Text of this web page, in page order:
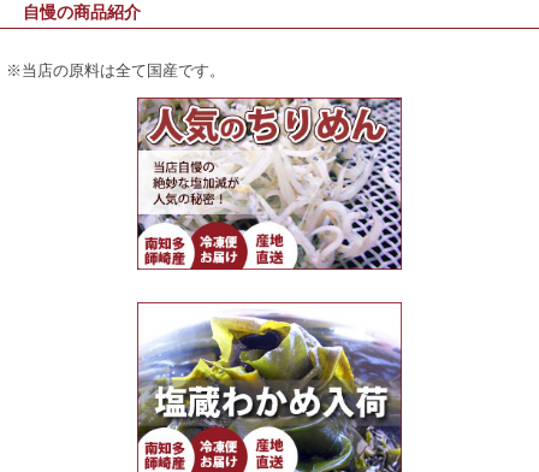
自慢の商品紹介
※当店の原料は全て国産です。